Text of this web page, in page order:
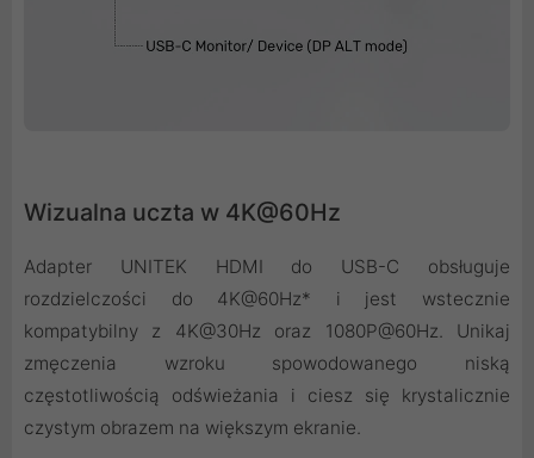
Wizualna uczta w 4K@60Hz
Adapter UNITEK HDMI do USB-C obsługuje
rozdzielczości do 4K@60Hz* i jest wstecznie
kompatybilny z 4K@30Hz oraz 1080P@60Hz. Unikaj
zmęczenia wzroku spowodowanego niską
częstotliwością odświeżania i ciesz się krystalicznie
czystym obrazem na większym ekranie.